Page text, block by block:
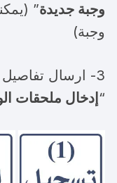
وجبة جديدة”
وجبة)
3- ارسال
“ إدخال ملحقات